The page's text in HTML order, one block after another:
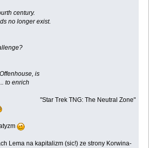
century.
no longer exist.
is
to enrich
"Star Trek TNG: The Neutral Zone"
Lema na kapitalizm (sic!) ze strony Korwina-